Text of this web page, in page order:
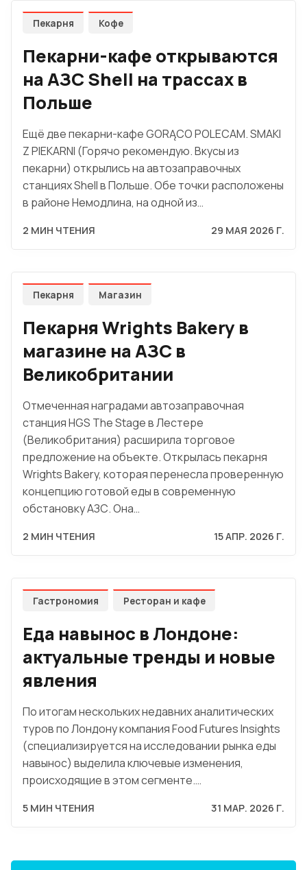
Пекарня Кофе
Пекарни-кафе открываются
на АЗС Shell на трассах в
Польше
Ещё две пекарни-кафе GORĄCO POLECAM. SMAKI
Z PIEKARNI (Горячо рекомендую. Вкусы из
пекарни) открылись на автозаправочных
станциях Shell в Польше. Обе точки расположены
в районе Немодлина, на одной из…
2 МИН ЧТЕНИЯ 29 МАЯ 2026 Г.
Пекарня Магазин
Пекарня Wrights Bakery в
магазине на АЗС в
Великобритании
Отмеченная наградами автозаправочная
станция HGS The Stage в Лестере
(Великобритания) расширила торговое
предложение на объекте. Открылась пекарня
Wrights Bakery, которая перенесла проверенную
концепцию готовой еды в современную
обстановку АЗС. Она…
2 МИН ЧТЕНИЯ 15 АПР. 2026 Г.
Гастрономия Ресторан и кафе
Еда навынос в Лондоне:
актуальные тренды и новые
явления
По итогам нескольких недавних аналитических
туров по Лондону компания Food Futures Insights
(специализируется на исследовании рынка еды
навынос) выделила ключевые изменения,
происходящие в этом сегменте.…
5 МИН ЧТЕНИЯ 31 МАР. 2026 Г.